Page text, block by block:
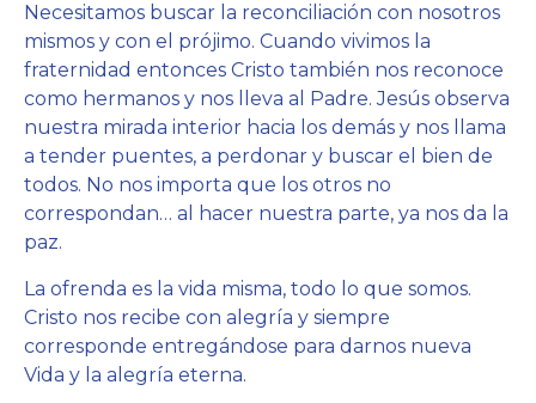
Necesitamos buscar la reconciliación con nosotros
mismos y con el prójimo. Cuando vivimos la
fraternidad entonces Cristo también nos reconoce
como hermanos y nos lleva al Padre. Jesús observa
nuestra mirada interior hacia los demás y nos llama
a tender puentes, a perdonar y buscar el bien de
todos. No nos importa que los otros no
correspondan… al hacer nuestra parte, ya nos da la
paz.
La ofrenda es la vida misma, todo lo que somos.
Cristo nos recibe con alegría y siempre
corresponde entregándose para darnos nueva
Vida y la alegría eterna.